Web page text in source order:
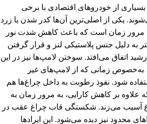
۲ نیز مانند بسیاری از خودروهای اقتصادی با برخی
یکی از اصلی‌ترین آن‌ها کدر شدن یا زرد
زمان است که باعث کاهش شدت نور
به دلیل جنس پلاستیکی لنز و قرار گرفتن
اتفاق می‌افتد. سوختن لامپ‌ها نیز در این
به‌خصوص زمانی که از لامپ‌های غیر
شود. نفوذ رطوبت به داخل چراغ‌ها هم
علاوه بر کاهش کارایی، به مرور زمان به
آسیب می‌زند. شکستگی قاب چراغ عقب در
محدود نیز دیده می‌شود. این ایرادها